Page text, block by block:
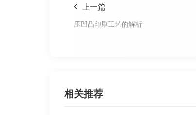
上一篇
压凹凸印刷工艺的解析
相关推荐